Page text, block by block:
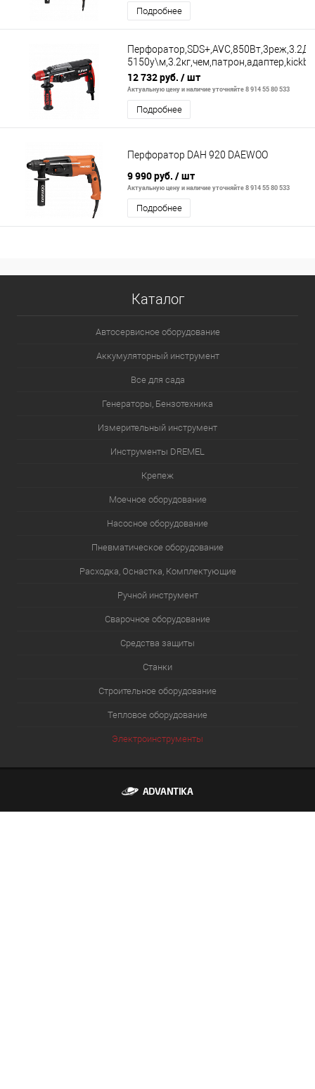
Подробнее
protaction
12 732 руб. / шт
Актуальную цену и наличие уточняйте 8 914 55 80 533
Подробнее
Перфоратор DAH 920 DAEWOO
9 990 руб. / шт
Актуальную цену и наличие уточняйте 8 914 55 80 533
Подробнее
Каталог
Автосервисное оборудование
Аккумуляторный инструмент
Все для сада
Генераторы, Бензотехника
Измерительный инструмент
Инструменты DREMEL
Крепеж
Моечное оборудование
Насосное оборудование
Пневматическое оборудование
Расходка, Оснастка, Комплектующие
Ручной инструмент
Сварочное оборудование
Средства защиты
Станки
Строительное оборудование
Тепловое оборудование
Электроинструменты